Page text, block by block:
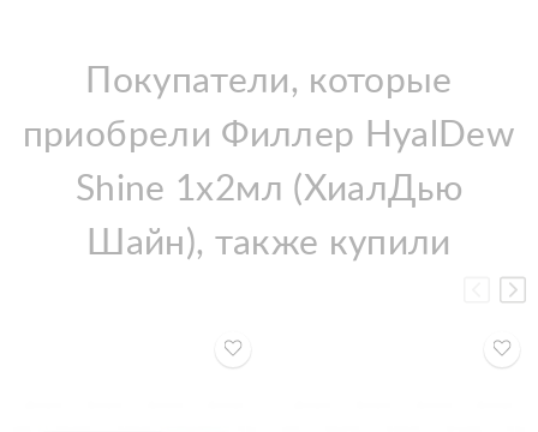
Покупатели, которые
приобрели Филлер HyalDew
Shine 1x2мл (ХиалДью
Шайн), также купили